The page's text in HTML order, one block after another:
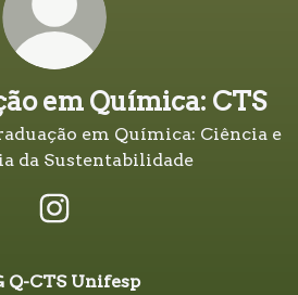
em Química: CTS
em Química: Ciência e
da Sustentabilidade
Q-CTS Unifesp